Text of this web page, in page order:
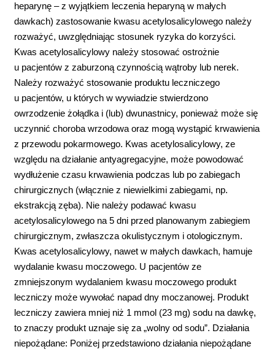
heparynę – z wyjątkiem leczenia heparyną w małych
dawkach) zastosowanie kwasu acetylosalicylowego należy
rozważyć, uwzględniając stosunek ryzyka do korzyści.
Kwas acetylosalicylowy należy stosować ostrożnie
u pacjentów z zaburzoną czynnością wątroby lub nerek.
Należy rozważyć stosowanie produktu leczniczego
u pacjentów, u których w wywiadzie stwierdzono
owrzodzenie żołądka i (lub) dwunastnicy, ponieważ może się
uczynnić choroba wrzodowa oraz mogą wystąpić krwawienia
z przewodu pokarmowego. Kwas acetylosalicylowy, ze
względu na działanie antyagregacyjne, może powodować
wydłużenie czasu krwawienia podczas lub po zabiegach
chirurgicznych (włącznie z niewielkimi zabiegami, np.
ekstrakcją zęba). Nie należy podawać kwasu
acetylosalicylowego na 5 dni przed planowanym zabiegiem
chirurgicznym, zwłaszcza okulistycznym i otologicznym.
Kwas acetylosalicylowy, nawet w małych dawkach, hamuje
wydalanie kwasu moczowego. U pacjentów ze
zmniejszonym wydalaniem kwasu moczowego produkt
leczniczy może wywołać napad dny moczanowej. Produkt
leczniczy zawiera mniej niż 1 mmol (23 mg) sodu na dawkę,
to znaczy produkt uznaje się za „wolny od sodu”. Działania
niepożądane: Poniżej przedstawiono działania niepożądane